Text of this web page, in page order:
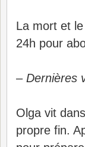
La mort et
24h pour
– Dernières
Olga vit
propre fin.